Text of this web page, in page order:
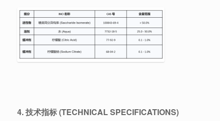
4. 技术指标 (TECHNICAL SPECIFICATIONS)